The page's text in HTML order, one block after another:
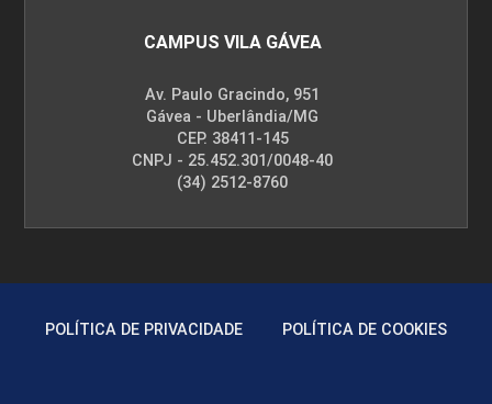
CAMPUS VILA GÁVEA
Av. Paulo Gracindo, 951
Gávea - Uberlândia/MG
CEP. 38411-145
CNPJ - 25.452.301/0048-40
(34) 2512-8760
POLÍTICA DE PRIVACIDADE POLÍTICA DE COOKIES